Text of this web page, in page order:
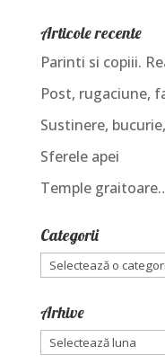
Articole recente
Parinti si copiii.
Post, rugaciune,
Sustinere,
Sferele apei
Temple
Categorii
Categorii
Arhive
Arhive